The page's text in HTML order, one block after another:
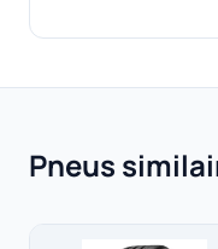
Pneus